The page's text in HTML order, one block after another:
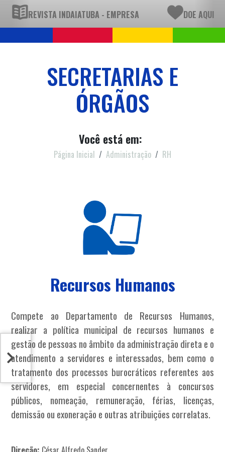
REVISTA INDAIATUBA - EMPRESA DOE AQUI
SECRETARIAS E
ÓRGÃOS
Você está em:
Página Inicial Administração RH
Recursos Humanos
Compete ao Departamento de Recursos Humanos,
realizar a política municipal de recursos humanos e
gestão de pessoas no âmbito da administração direta e o
atendimento a servidores e interessados, bem como o
tratamento dos processos burocráticos referentes aos
servidores, em especial concernentes à concursos
públicos, nomeação, remuneração, férias, licenças,
demissão ou exoneração e outras atribuições correlatas.